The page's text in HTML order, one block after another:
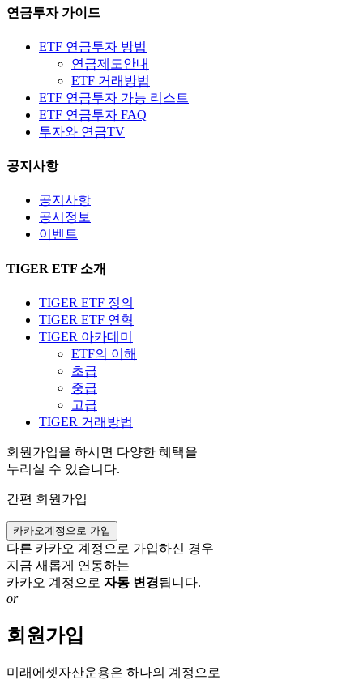
연금투자 가이드
ETF 연금투자 방법
연금제도안내
ETF 거래방법
ETF 연금투자 가능 리스트
ETF 연금투자 FAQ
투자와 연금TV
공지사항
공지사항
공시정보
이벤트
TIGER ETF 소개
TIGER ETF 정의
TIGER ETF 연혁
TIGER 아카데미
ETF의 이해
초급
중급
고급
TIGER 거래방법
회원가입을 하시면 다양한 혜택을
누리실 수 있습니다.
간편 회원가입
카카오계정으로 가입
다른 카카오 계정으로 가입하신 경우
지금 새롭게 연동하는
카카오 계정으로 자동 변경됩니다.
or
회원가입
미래에셋자산운용은 하나의 계정으로